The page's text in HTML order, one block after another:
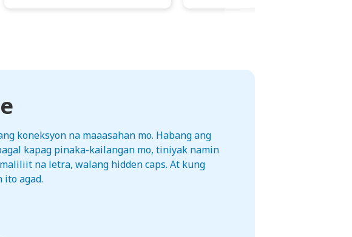
koneksyon na maaasahan mo. Habang ang
kapag pinaka-kailangan mo, tiniyak namin
na letra, walang hidden caps. At kung
ito agad.